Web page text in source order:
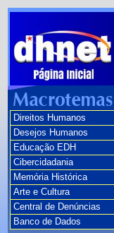
Direitos Humanos
Desejos Humanos
Educação EDH
Cibercidadania
Memória Histórica
Arte e Cultura
Central de Denúncias
Banco de Dados